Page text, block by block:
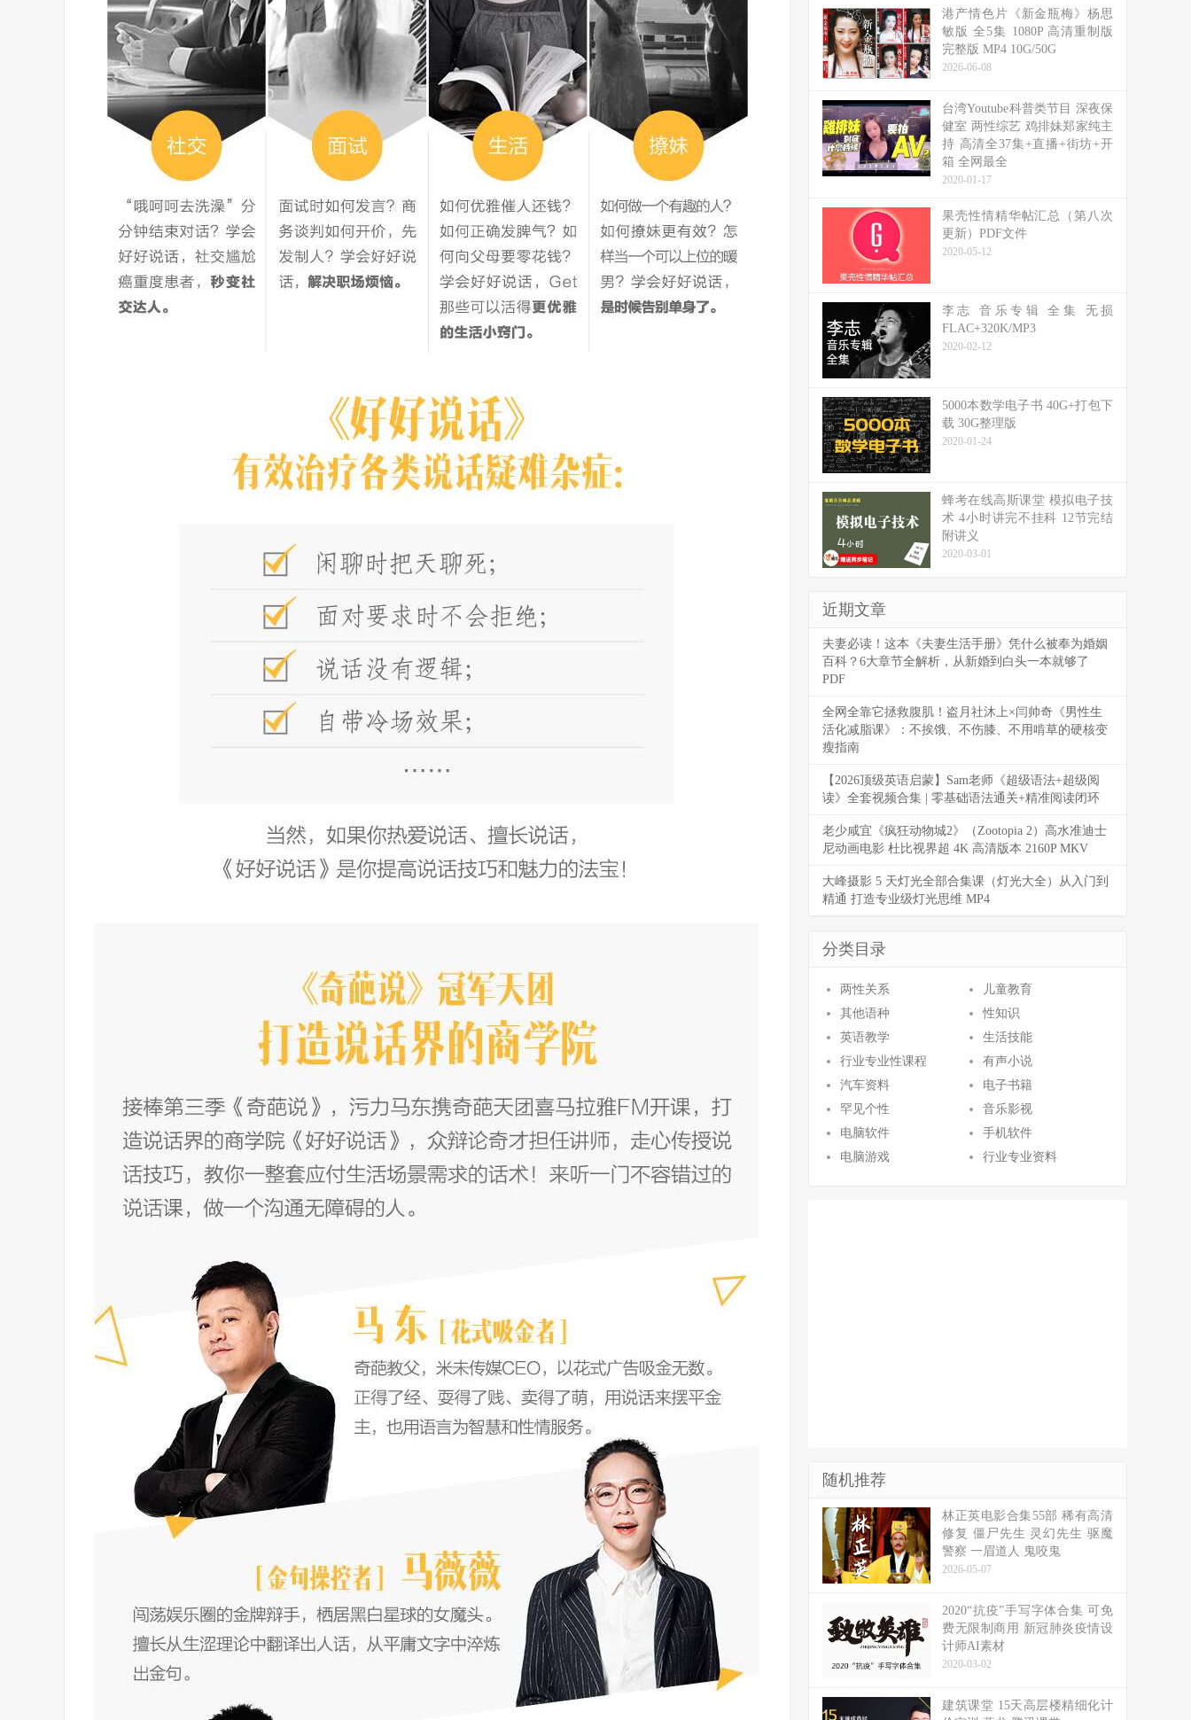
港产情色片《新金瓶梅》杨思
敏版 全5集 1080P 高清重制版
完整版 MP4 10G/50G
2026-06-08
台湾Youtube科普类节目 深夜保
健室 两性综艺 鸡排妹郑家纯主
持 高清全37集+直播+街坊+开
箱 全网最全
2020-01-17
果壳性情精华帖汇总（第八次
更新）PDF文件
2020-05-12
李志 音乐专辑 全集 无损
FLAC+320K/MP3
2020-02-12
5000本数学电子书 40G+打包下
载 30G整理版
2020-01-24
蜂考在线高斯课堂 模拟电子技
术 4小时讲完不挂科 12节完结
附讲义
2020-03-01
近期文章
夫妻必读！这本《夫妻生活手册》凭什么被奉为婚姻
百科？6大章节全解析，从新婚到白头一本就够了
PDF
全网全靠它拯救腹肌！盗月社沐上×闫帅奇《男性生
活化减脂课》：不挨饿、不伤膝、不用啃草的硬核变
瘦指南
【2026顶级英语启蒙】Sam老师《超级语法+超级阅
读》全套视频合集 | 零基础语法通关+精准阅读闭环
老少咸宜《疯狂动物城2》（Zootopia 2）高水准迪士
尼动画电影 杜比视界超 4K 高清版本 2160P MKV
大峰摄影 5 天灯光全部合集课（灯光大全）从入门到
精通 打造专业级灯光思维 MP4
分类目录
两性关系
儿童教育
其他语种
性知识
英语教学
生活技能
行业专业性课程
有声小说
汽车资料
电子书籍
罕见个性
音乐影视
电脑软件
手机软件
电脑游戏
行业专业资料
随机推荐
林正英电影合集55部 稀有高清
修复 僵尸先生 灵幻先生 驱魔
警察 一眉道人 鬼咬鬼
2026-05-07
2020“抗疫”手写字体合集 可免
费无限制商用 新冠肺炎疫情设
计师AI素材
2020-03-02
建筑课堂 15天高层楼精细化计